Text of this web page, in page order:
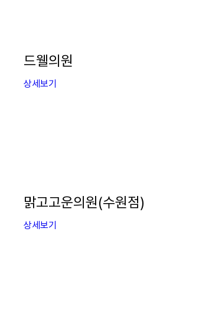
드웰의원
상세보기
맑고고운의원(수원점)
상세보기